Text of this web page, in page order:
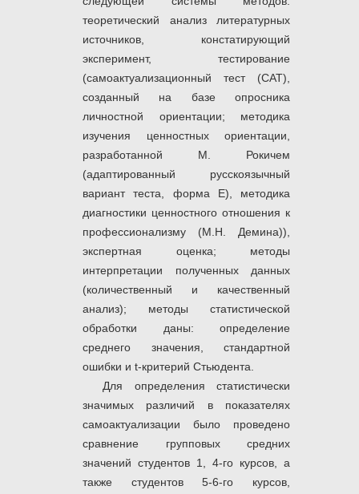
теоретический анализ литературных
источников, констатирующий
эксперимент, тестирование
(самоактуализационный тест (САТ),
созданный на базе опросника
личностной ориентации; методика
изучения ценностных ориентации,
разработанной М. Рокичем
(адаптированный русскоязычный
вариант теста, форма Е), методика
диагностики ценностного отношения к
профессионализму (М.Н. Демина)),
экспертная оценка; методы
интерпретации полученных данных
(количественный и качественный
анализ); методы статистической
обработки даны: определение
среднего значения, стандартной
ошибки и t-критерий Стьюдента.
Для определения статистически
значимых различий в показателях
самоактуализации было проведено
сравнение групповых средних
значений студентов 1, 4-го курсов, а
также студентов 5-6-го курсов,